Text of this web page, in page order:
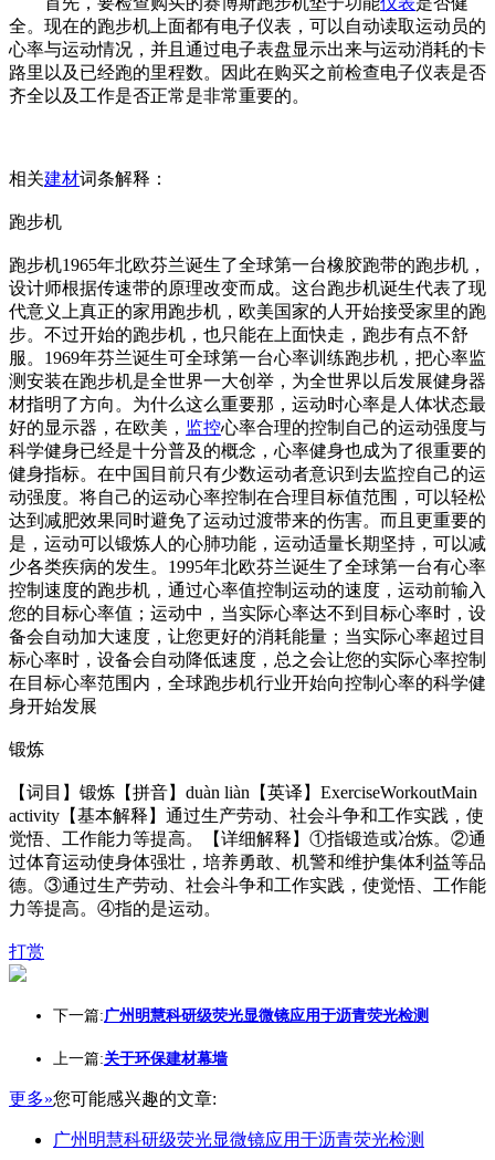
全。现在的跑步机上面都有电子仪表，可以自动读取运动员的
心率与运动情况，并且通过电子表盘显示出来与运动消耗的卡
路里以及已经跑的里程数。因此在购买之前检查电子仪表是否
齐全以及工作是否正常是非常重要的。
相关建材词条解释：
跑步机
跑步机1965年北欧芬兰诞生了全球第一台橡胶跑带的跑步机，
设计师根据传速带的原理改变而成。这台跑步机诞生代表了现
代意义上真正的家用跑步机，欧美国家的人开始接受家里的跑
步。不过开始的跑步机，也只能在上面快走，跑步有点不舒
服。1969年芬兰诞生可全球第一台心率训练跑步机，把心率监
测安装在跑步机是全世界一大创举，为全世界以后发展健身器
材指明了方向。为什么这么重要那，运动时心率是人体状态最
好的显示器，在欧美， 监控心率合理的控制自己的运动强度与
科学健身已经是十分普及的概念，心率健身也成为了很重要的
健身指标。在中国目前只有少数运动者意识到去监控自己的运
动强度。将自己的运动心率控制在合理目标值范围，可以轻松
达到减肥效果同时避免了运动过渡带来的伤害。而且更重要的
是，运动可以锻炼人的心肺功能，运动适量长期坚持，可以减
少各类疾病的发生。1995年北欧芬兰诞生了全球第一台有心率
控制速度的跑步机，通过心率值控制运动的速度，运动前输入
您的目标心率值；运动中，当实际心率达不到目标心率时，设
备会自动加大速度，让您更好的消耗能量；当实际心率超过目
标心率时，设备会自动降低速度，总之会让您的实际心率控制
在目标心率范围内，全球跑步机行业开始向控制心率的科学健
身开始发展
锻炼
【词目】锻炼【拼音】duàn liàn【英译】ExerciseWorkoutMain
activity【基本解释】通过生产劳动、社会斗争和工作实践，使
觉悟、工作能力等提高。【详细解释】①指锻造或冶炼。②通
过体育运动使身体强壮，培养勇敢、机警和维护集体利益等品
德。③通过生产劳动、社会斗争和工作实践，使觉悟、工作能
力等提高。④指的是运动。
打赏
下一篇:广州明慧科研级荧光显微镜应用于沥青荧光检测
上一篇:关于环保建材幕墙
更多»您可能感兴趣的文章:
广州明慧科研级荧光显微镜应用于沥青荧光检测